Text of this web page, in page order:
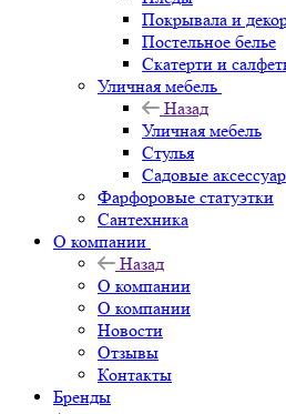
Покрывала и
Постельное белье
Скатерти и
Уличная мебель
Назад
Уличная мебель
Стулья
Садовые
Фарфоровые статуэтки
Сантехника
О компании
Назад
О компании
О компании
Новости
Отзывы
Контакты
Бренды